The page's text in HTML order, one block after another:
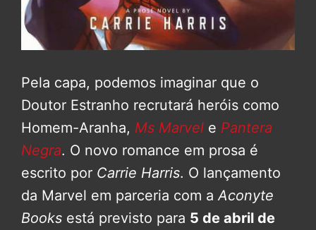
Pela capa, podemos imaginar que o
Doutor Estranho recrutará heróis como
Homem-Aranha, Ms Marvel e Pantera
Negra. O novo romance em prosa é
escrito por Carrie Harris. O lançamento
da Marvel em parceria com aAconyte
Books está previsto para 5 de abril de